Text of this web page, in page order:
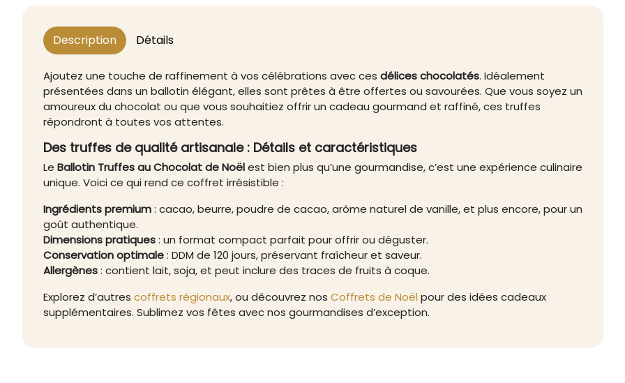
Description Détails
Ajoutez une touche de raffinement à vos célébrations avec ces délices chocolatés. Idéalement
présentées dans un ballotin élégant, elles sont prêtes à être offertes ou savourées. Que vous soyez un
amoureux du chocolat ou que vous souhaitiez offrir un cadeau gourmand et raffiné, ces truffes
répondront à toutes vos attentes.
Des truffes de qualité artisanale : Détails et caractéristiques
Le Ballotin Truffes au Chocolat de Noëlest bien plus qu’une gourmandise, c’est une expérience culinaire
unique. Voici ce qui rend ce coffret irrésistible :
Ingrédients premium: cacao, beurre, poudre de cacao, arôme naturel de vanille, et plus encore, pour un
goût authentique.
Dimensions pratiques: un format compact parfait pour offrir ou déguster.
Conservation optimale: DDM de 120 jours, préservant fraîcheur et saveur.
Allergènes: contient lait, soja, et peut inclure des traces de fruits à coque.
Explorez d’autres coffrets régionaux, ou découvrez nos Coffrets de Noël pour des idées cadeaux
supplémentaires. Sublimez vos fêtes avec nos gourmandises d’exception.